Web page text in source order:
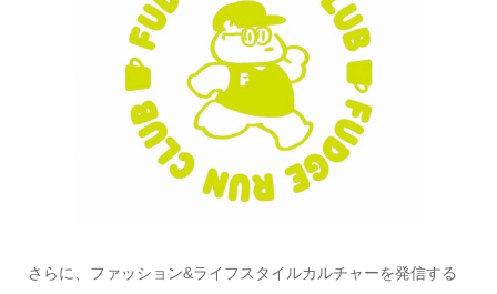
さらに、ファッション&ライフスタイルカルチャーを発信する